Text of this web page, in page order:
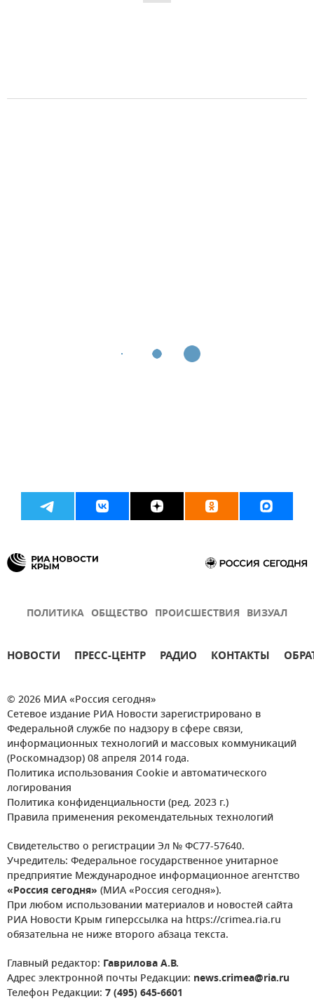
ПОЛИТИКА ОБЩЕСТВО ПРОИСШЕСТВИЯ ВИЗУАЛ
НОВОСТИ ПРЕСС-ЦЕНТР РАДИО КОНТАКТЫ
© 2026 МИА «Россия сегодня»
Сетевое издание РИА Новости зарегистрировано в
Федеральной службе по надзору в сфере связи,
информационных технологий и массовых коммуникаций
(Роскомнадзор) 08 апреля 2014 года.
Политика использования Cookie и автоматического
логирования
Политика конфиденциальности (ред. 2023 г.)
Правила применения рекомендательных технологий
Свидетельство о регистрации Эл № ФС77-57640.
Учредитель: Федеральное государственное унитарное
предприятие Международное информационное агентство
«Россия сегодня» (МИА «Россия сегодня»).
При любом использовании материалов и новостей сайта
РИА Новости Крым гиперссылка на https://crimea.ria.ru
обязательна не ниже второго абзаца текста.
Главный редактор: Гаврилова А.В.
Адрес электронной почты Редакции: news.crimea@ria.ru
Телефон Редакции: 7 (495) 645-6601